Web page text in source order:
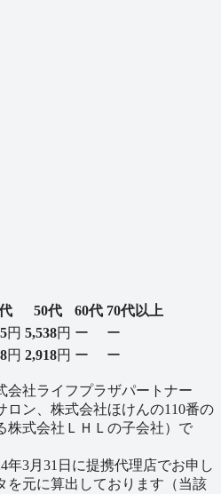
50代 60代 70代以上
円 5,538円 ー
ー
円 2,918円 ー ー
会社ライフプラザパートナー
ロン、株式会社ほけんの110番の
株式会社ＬＨＬの子会社）で
年3月31日に提携代理店でお申し
を元に算出しております（当該